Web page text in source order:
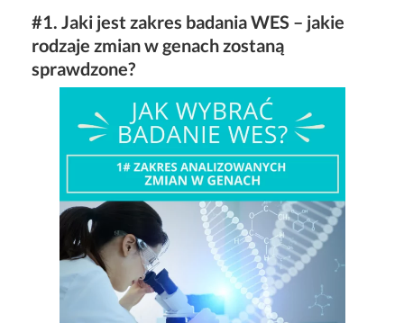
#1. Jaki jest zakres badania WES – jakie
rodzaje zmian w genach zostaną
sprawdzone?